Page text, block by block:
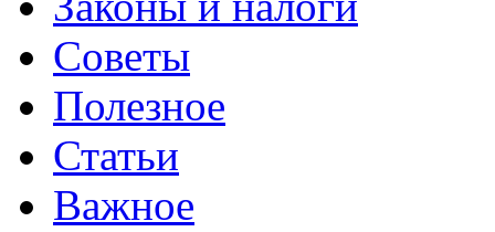
Советы
Полезное
Статьи
Важное